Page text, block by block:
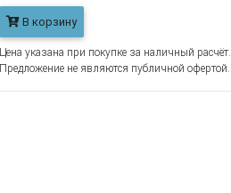
В корзину
Цена указана при покупке за наличный расчёт.
Предложение не являются публичной офертой.